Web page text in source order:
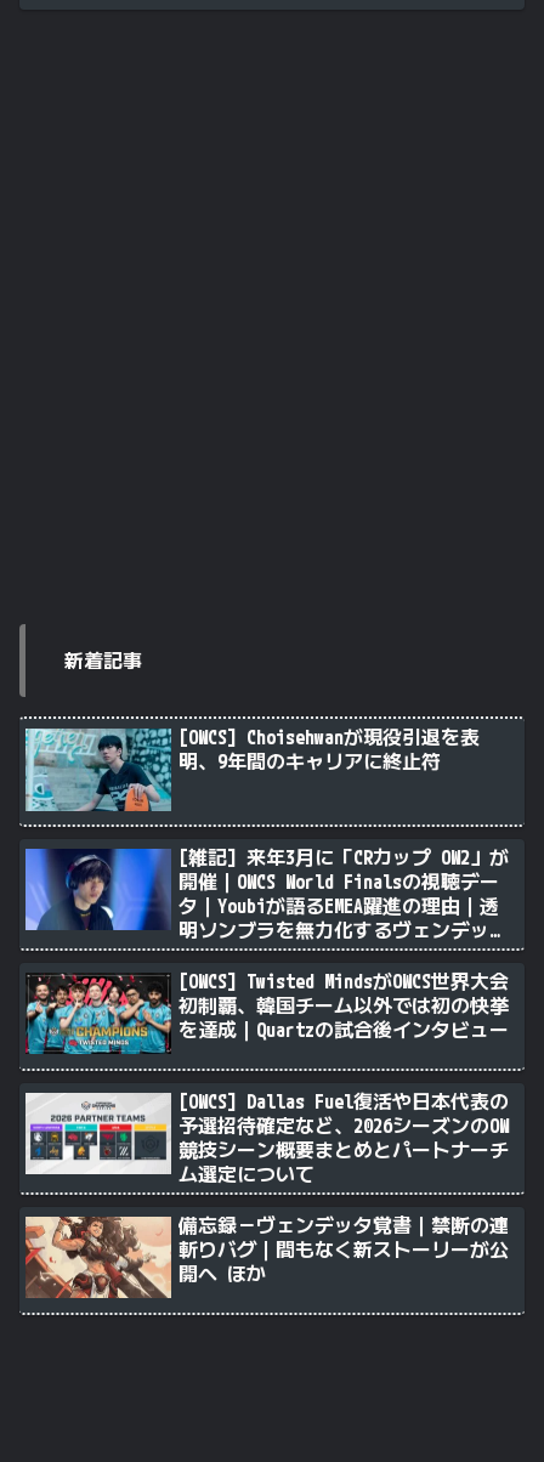
新着記事
[OWCS] Choisehwanが現役引退を表
明、9年間のキャリアに終止符
[雑記] 来年3月に「CRカップ OW2」が
開催｜OWCS World Finalsの視聴デー
タ｜Youbiが語るEMEA躍進の理由｜透
明ソンブラを無力化するヴェンデッタ
｜Stalk3rが久々のツィート ほか
[OWCS] Twisted MindsがOWCS世界大会
初制覇、韓国チーム以外では初の快挙
を達成｜Quartzの試合後インタビュー
[OWCS] Dallas Fuel復活や日本代表の
予選招待確定など、2026シーズンのOW
競技シーン概要まとめとパートナーチ
ム選定について
備忘録－ヴェンデッタ覚書｜禁断の連
斬りバグ｜間もなく新ストーリーが公
開へ ほか